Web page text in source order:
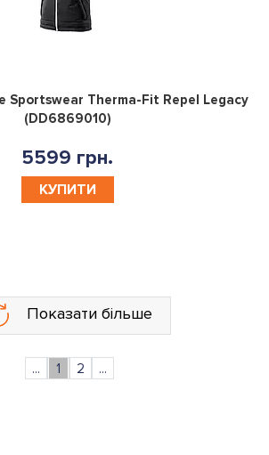
0
Sportswear Therma-Fit Repel Legacy
(DD6869010)
5599 грн.
КУПИТИ
Показати більше
... 1 2 ...